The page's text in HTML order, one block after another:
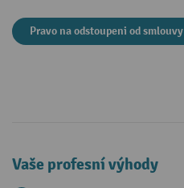
Pravo na odstoupeni od smlouvy
Vaše profesní výhody